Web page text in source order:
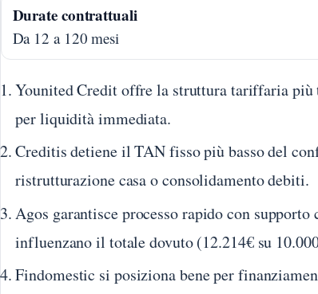
Durate contrattuali
Da 12 a 120 mesi
Younited Credit offre la struttura tariffaria più
per liquidità immediata.
Creditis detiene il TAN fisso più basso del
ristrutturazione casa o consolidamento debiti.
Agos garantisce processo rapido con supporto
influenzano il totale dovuto (12.214€ su
Findomestic si posiziona bene per